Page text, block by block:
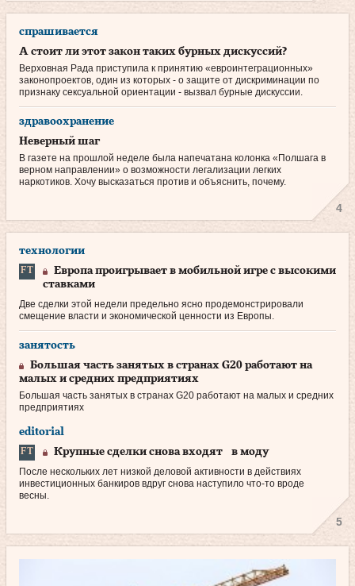
спрашивается
А стоит ли этот закон таких бурных дискуссий?
Верховная Рада приступила к принятию «евроинтеграционных»
законопро­ектов, один из которых - о защите от дискриминации по
признаку сексуаль­ной ориентации - вызвал бурные дискуссии.
здравоохранение
Неверный шаг
В газете на прошлой неделе была напечатана колонка «Полшага в
верном направлении» о возможности легализации легких
наркотиков. Хочу высказаться против и объяснить, почему.
4
технологии
Европа проигрывает в мобильной игре с высокими
ставками
Две сделки этой недели предельно ясно продемонстрировали
смещение власти и экономической ценности из Европы.
занятость
Большая часть занятых в странах G20 работают на
малых и средних предприятиях
Большая часть занятых в странах G20 работают на малых и средних
предприятиях
editorial
Крупные сделки снова входят в моду
После нескольких лет низкой деловой активности в действиях
инвестиционных банкиров вдруг снова наступило что‑то вроде
весны.
5